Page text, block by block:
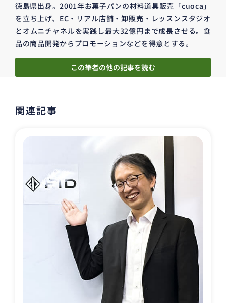
徳島県出身。2001年お菓子パンの材料道具販売「cuoca」
を立ち上げ、EC・リアル店舗・卸販売・レッスンスタジオ
とオムニチャネルを実践し最大32億円まで成長させる。食
品の商品開発からプロモーションなどを得意とする。
この筆者の他の記事を読む
関連記事